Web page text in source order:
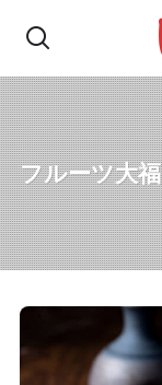
フルーツ大福